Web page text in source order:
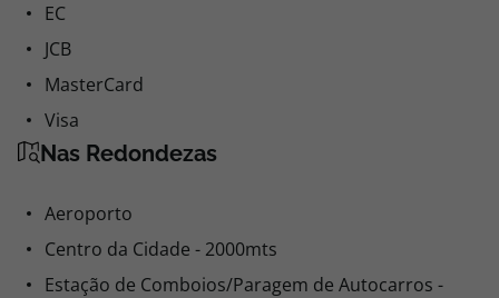
EC
JCB
MasterCard
Visa
Nas Redondezas
Aeroporto
Centro da Cidade - 2000mts
Estação de Comboios/Paragem de Autocarros -